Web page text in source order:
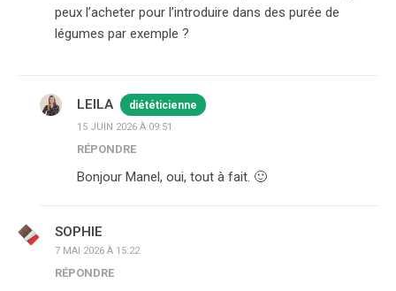
peux l’acheter pour l’introduire dans des purée de
légumes par exemple ?
LEILA diététicienne
15 JUIN 2026 À 09:51
RÉPONDRE
Bonjour Manel, oui, tout à fait. 🙂
SOPHIE
7 MAI 2026 À 15:22
RÉPONDRE